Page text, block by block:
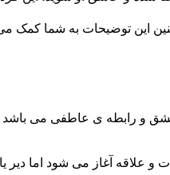
این توضیحات به شما کمک
و رابطه ی عاطفی می باشد
و علاقه آغاز می شود اما